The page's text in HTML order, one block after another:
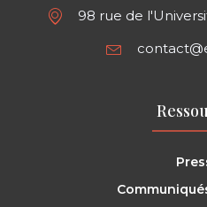
98 rue de